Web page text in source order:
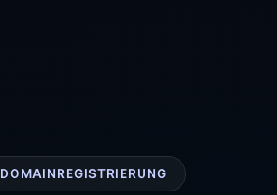
DOMAINREGISTRIERUNG